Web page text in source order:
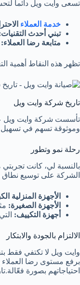
تسعى وايت ويل دائماً
خدمة العملاء
تبني أحدث
متابعة رضا العملاء:
تظهر هذه النقاط أهمية
تاريخ شركة وايت ويل
وموثوقة تسهم في تسهيل
رحلة نمو وتطور
بالنسبة لي، كانت
الشركة على توسيع نطاق
الأجهزة المنزلية
الأجهزة الصغيرة:
أجهزة التكييف:
الالتزام بالجودة والابتكار
وايت ويل لا تكتفي فقط
برفع مستوى رضا العملاء
احتياجاتهم بصورة